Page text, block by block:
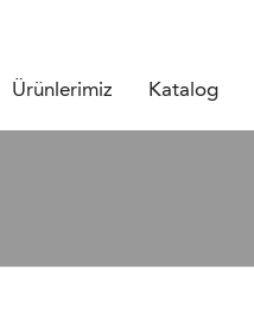
Ürünlerimiz Katalog